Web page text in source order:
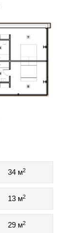
34 м2
13 м2
29 м2